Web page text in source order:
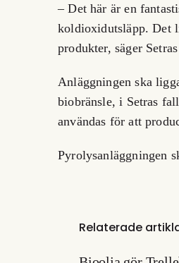
– Det här är en
koldioxidutsläpp. Det
produkter, säger
Anläggningen ska
biobränsle, i Setras
användas för att
Pyrolysanläggningen
Relaterade